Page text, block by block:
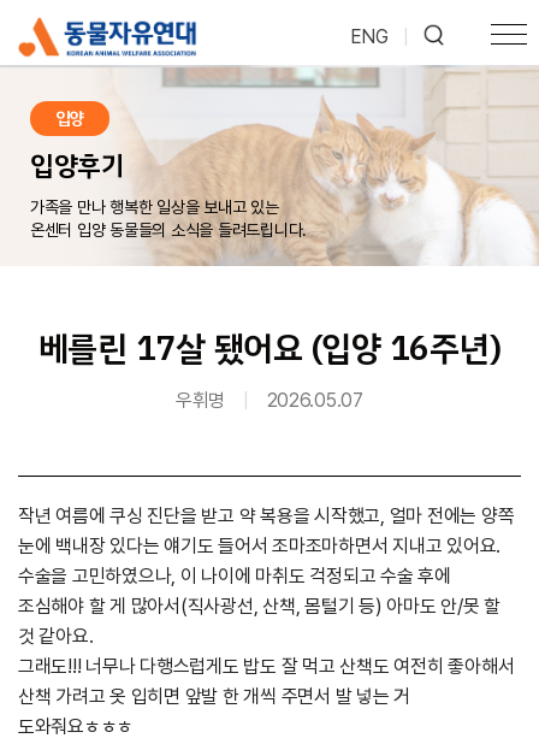
ENG
입양
입양후기
가족을 만나 행복한 일상을 보내고 있는
온센터 입양 동물들의 소식을 들려드립니다.
베를린 17살 됐어요 (입양 16주년)
우휘명 2026.05.07
작년 여름에 쿠싱 진단을 받고 약 복용을 시작했고, 얼마 전에는 양쪽
눈에 백내장 있다는 얘기도 들어서 조마조마하면서 지내고 있어요.
수술을 고민하였으나, 이 나이에 마취도 걱정되고 수술 후에
조심해야 할 게 많아서(직사광선, 산책, 몸털기 등) 아마도 안/못 할
것 같아요.
그래도!!! 너무나 다행스럽게도 밥도 잘 먹고 산책도 여전히 좋아해서
산책 가려고 옷 입히면 앞발 한 개씩 주면서 발 넣는 거
도와줘요ㅎㅎㅎ